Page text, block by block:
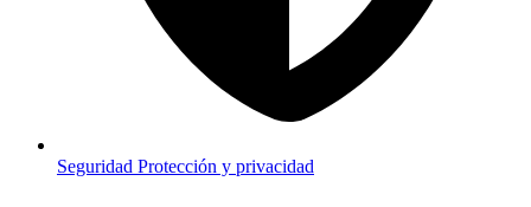
Seguridad Protección y privacidad